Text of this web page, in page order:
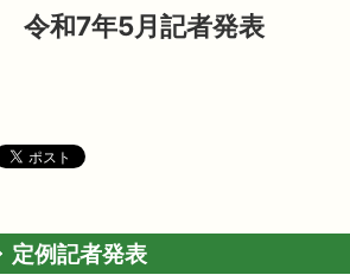
令和7年5月記者発表
定例記者発表